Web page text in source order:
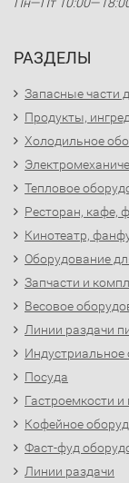
РАЗДЕЛЫ
Запасные части
Продукты,
Холодильное
Тепловое
Ресторан, кафе,
Кинотеатр,
Оборудование
Запчасти и
Весовое
Линии раздачи
Индустриальное
Посуда
Гастроемкости и
Кофейное
Фаст-фуд
Линии раздачи